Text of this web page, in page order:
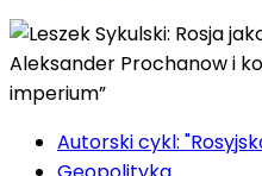
Autorski cykl: